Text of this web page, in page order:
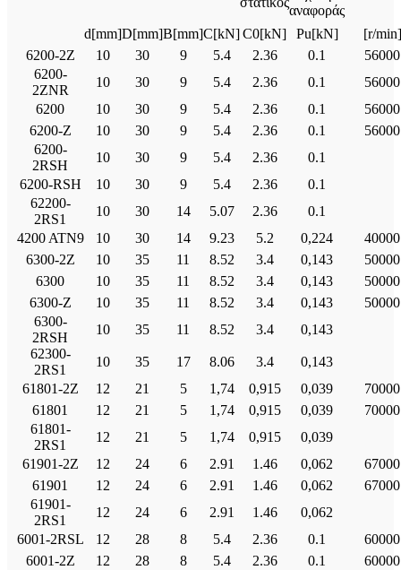
αναφοράς
d[mm]D[mm]B[mm]C[kN]C0[kN] Pu[kN]
[r/min]
6200-2Ζ
10 30 9 5.4 2.36 0.1
56000
6200-
2ZNR
10 30 9 5.4 2.36 0.1
56000
6200
10 30 9 5.4 2.36 0.1
56000
6200-Ζ
10 30 9 5.4 2.36 0.1
56000
6200-
2RSH
10 30 9 5.4 2.36
0.1
6200-RSH
10 30 9 5.4 2.36
0.1
62200-
2RS1
10 30 14 5.07 2.36
0.1
4200 ATN9
10 30 14 9.23 5.2 0,224
40000
6300-2Ζ
10 35 11 8.52 3.4 0,143
50000
6300
10 35 11 8.52 3.4 0,143
50000
6300-Ζ
10 35 11 8.52 3.4 0,143
50000
6300-
2RSH
10 35 11 8.52 3.4
0,143
62300-
2RS1
10 35 17 8.06 3.4
0,143
61801-2Ζ
12 21 5 1,74 0,915 0,039
70000
61801
12 21 5 1,74 0,915 0,039
70000
61801-
2RS1
12 21 5 1,74 0,915
0,039
61901-2Ζ
12 24 6 2.91 1.46 0,062
67000
61901
12 24 6 2.91 1.46 0,062
67000
61901-
2RS1
12 24 6 2.91 1.46
0,062
6001-2RSL
12 28 8 5.4 2.36 0.1
60000
6001-2Ζ
12 28 8 5.4 2.36 0.1
60000